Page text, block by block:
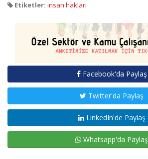
Etiketler: insan hakları
Facebook'da Paylaş
Twitter'da Paylaş
LinkedIn'de Paylaş
Whatsapp'da Paylaş